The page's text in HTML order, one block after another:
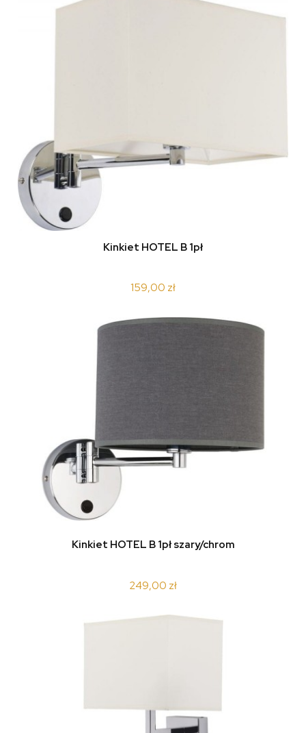
Kinkiet HOTEL B 1pł
159,00 zł
Kinkiet HOTEL B 1pł szary/chrom
249,00 zł